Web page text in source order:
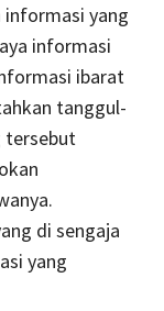
yang
informasi
ibarat
tanggul-
tersebut
di sengaja
yang